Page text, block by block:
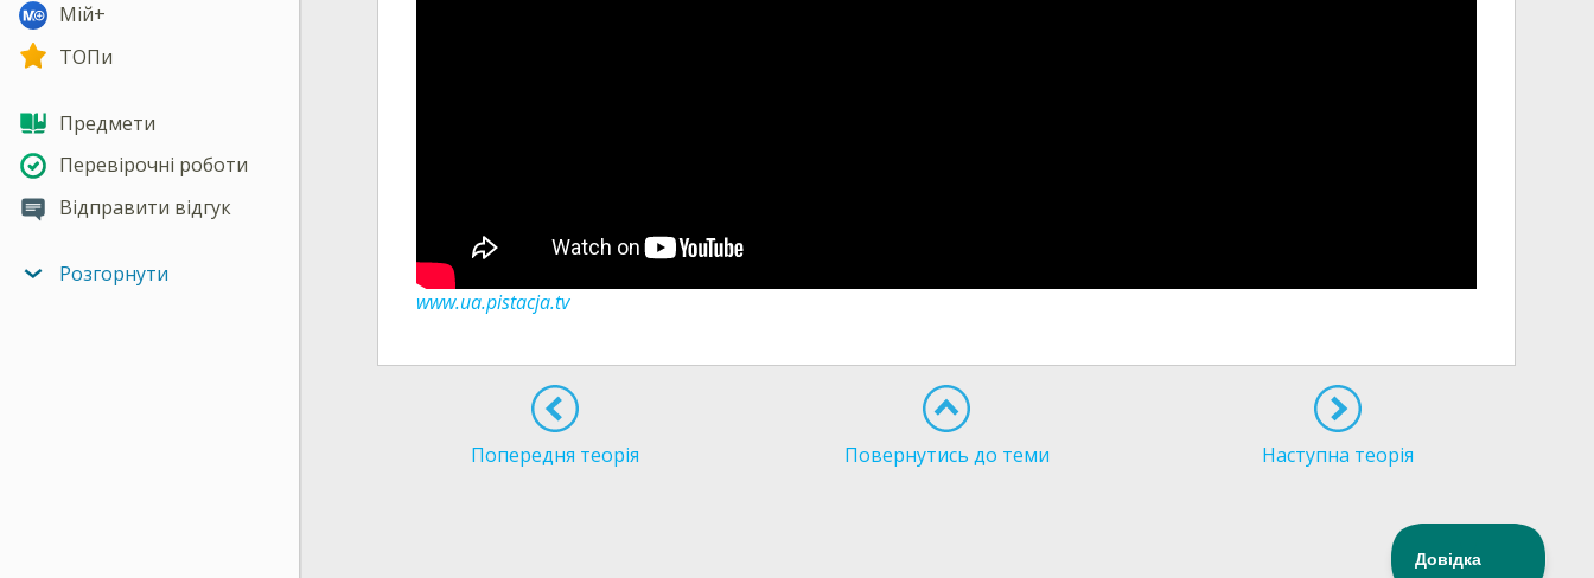
Мій+
ТОПи
Предмети
Перевірочні роботи
Відправити відгук
Розгорнути
www.ua.pistacja.tv
Попередня теорія Повернутись до теми Наступна теорія